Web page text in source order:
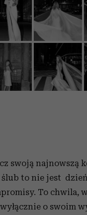
swoją najnowszą
ślub to nie jest
To chwila,
o swoim